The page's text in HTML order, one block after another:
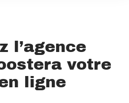
l’agence
votre
ligne